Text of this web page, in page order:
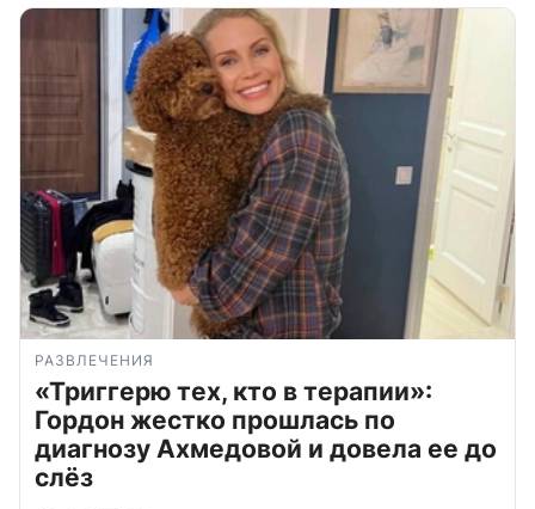
РАЗВЛЕЧЕНИЯ
«Триггерю тех, кто в терапии»:
Гордон жестко прошлась по
диагнозу Ахмедовой и довела ее до
слёз